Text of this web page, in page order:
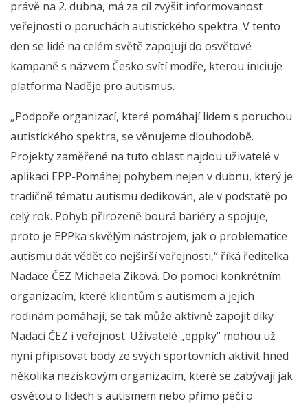
právě na 2. dubna, má za cíl zvýšit informovanost
veřejnosti o poruchách autistického spektra. V tento
den se lidé na celém světě zapojují do osvětové
kampaně s názvem Česko svítí modře, kterou iniciuje
platforma Naděje pro autismus.
„Podpoře organizací, které pomáhají lidem s poruchou
autistického spektra, se věnujeme dlouhodobě.
Projekty zaměřené na tuto oblast najdou uživatelé v
aplikaci EPP-Pomáhej pohybem nejen v dubnu, který je
tradičně tématu autismu dedikován, ale v podstatě po
celý rok. Pohyb přirozeně bourá bariéry a spojuje,
proto je EPPka skvělým nástrojem, jak o problematice
autismu dát vědět co nejširší veřejnosti,“ říká ředitelka
Nadace ČEZ Michaela Ziková. Do pomoci konkrétním
organizacím, které klientům s autismem a jejich
rodinám pomáhají, se tak může aktivně zapojit díky
Nadaci ČEZ i veřejnost. Uživatelé „eppky“ mohou už
nyní připisovat body ze svých sportovních aktivit hned
několika neziskovým organizacím, které se zabývají jak
osvětou o lidech s autismem nebo přímo péčí o